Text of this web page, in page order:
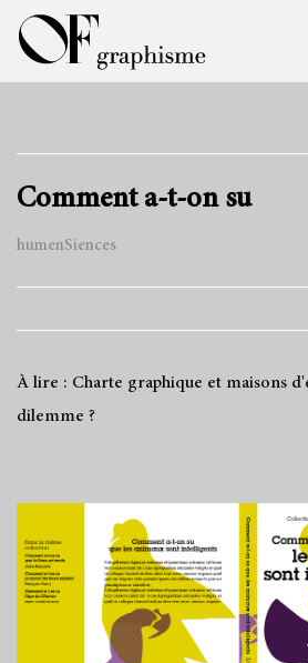
Comment a-t-on su
humenSiences
À lire : Charte graphique et maisons
dilemme ?